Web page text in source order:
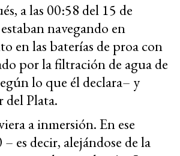
a las 00:58 del 15 de
navegando en
en las baterías de proa con
por la filtración de agua de
lo que él declara– y
del Plata.
a inmersión. En ese
es decir, alejándose de la